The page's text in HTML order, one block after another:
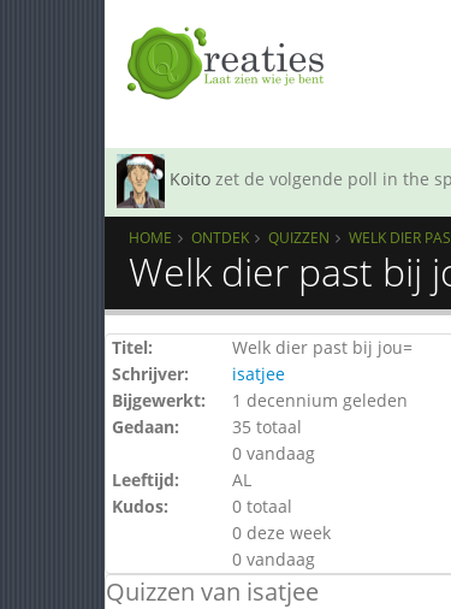
Koito zet de volgende poll in the
HOME ONTDEK QUIZZEN WELK DIER
Welk dier past bij
Titel:
Welk dier past bij jou=
Schrijver:
isatjee
Bijgewerkt:
1 decennium geleden
Gedaan:
35 totaal
0 vandaag
Leeftijd:
AL
Kudos:
0 totaal
0 deze week
0 vandaag
Quizzen van isatjee